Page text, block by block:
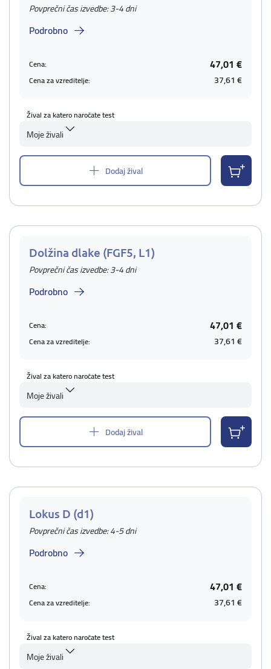
Povprečni čas izvedbe: 3-4 dni
Podrobno
Cena: 47,01 €
Cena za vzreditelje: 37,61 €
Žival za katero naročate test
Moje živali
Dodaj žival
Dolžina dlake (FGF5, L1)
Povprečni čas izvedbe: 3-4 dni
Podrobno
Cena: 47,01 €
Cena za vzreditelje: 37,61 €
Žival za katero naročate test
Moje živali
Dodaj žival
Lokus D (d1)
Povprečni čas izvedbe: 4-5 dni
Podrobno
Cena: 47,01 €
Cena za vzreditelje: 37,61 €
Žival za katero naročate test
Moje živali